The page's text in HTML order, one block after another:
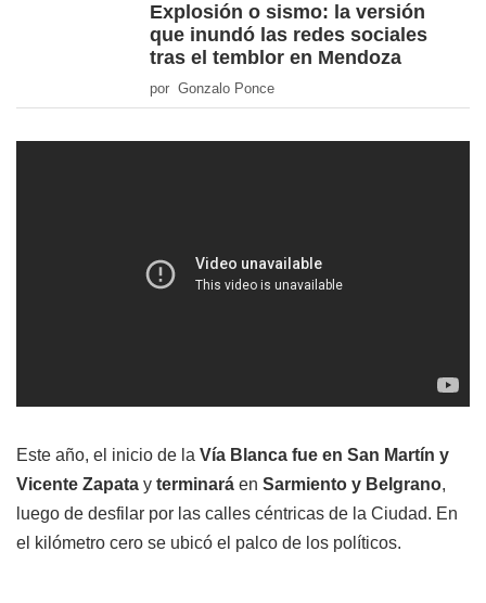
Explosión o sismo: la versión
que inundó las redes sociales
tras el temblor en Mendoza
por Gonzalo Ponce
Este año, el inicio de la Vía Blanca fue en San Martín y
Vicente Zapata y terminará en Sarmiento y Belgrano,
luego de desfilar por las calles céntricas de la Ciudad. En
el kilómetro cero se ubicó el palco de los políticos.